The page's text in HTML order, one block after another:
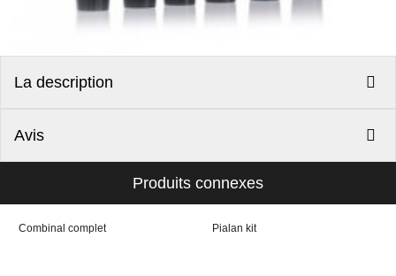
La description
Avis
Produits connexes
Combinal complet Pialan kit